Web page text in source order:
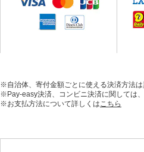
※自治体、寄付金額ごとに使える決済方法は
※Pay-easy決済、コンビニ決済に関しては
※お支払方法について詳しくはこちら